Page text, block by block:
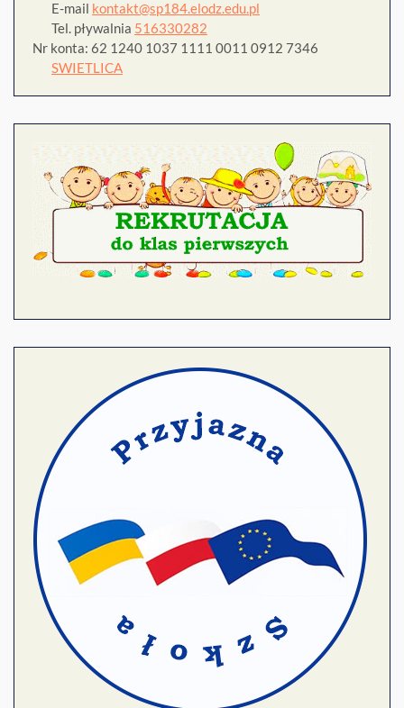
E-mail kontakt@sp184.elodz.edu.pl
Tel. pływalnia 516330282
Nr konta: 62 1240 1037 1111 0011 0912 7346
SWIETLICA